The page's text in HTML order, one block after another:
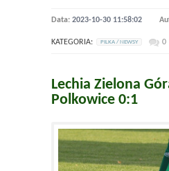
Data: 2023-10-30 11:58:02
KATEGORIA: PILKA / NEWSY 0
Lechia Zielona
Polkowice 0:1